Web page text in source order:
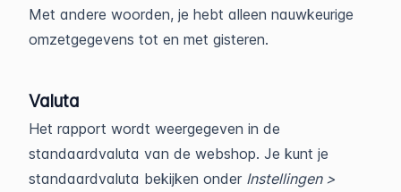
Met andere woorden, je hebt alleen nauwkeurige
omzetgegevens tot en met gisteren.
Valuta
Het rapport wordt weergegeven in de
standaardvaluta van de webshop. Je kunt je
standaardvaluta bekijken onder Instellingen >